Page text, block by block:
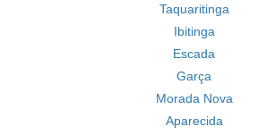
Taquaritinga
Ibitinga
Escada
Garça
Morada Nova
Aparecida